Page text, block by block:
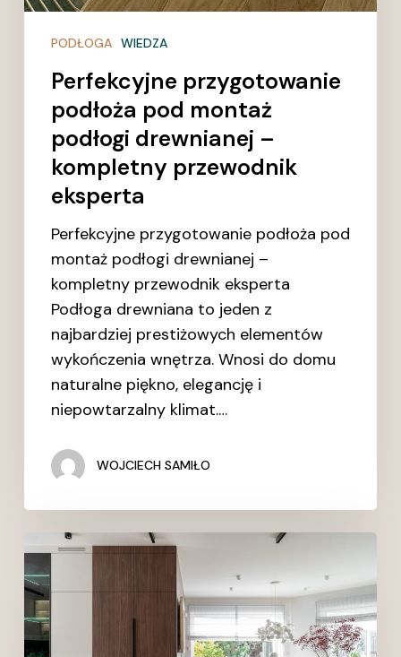
PODŁOGA WIEDZA
Perfekcyjne przygotowanie
podłoża pod montaż
podłogi drewnianej –
kompletny przewodnik
eksperta
Perfekcyjne przygotowanie podłoża pod
montaż podłogi drewnianej –
kompletny przewodnik eksperta
Podłoga drewniana to jeden z
najbardziej prestiżowych elementów
wykończenia wnętrza. Wnosi do domu
naturalne piękno, elegancję i
niepowtarzalny klimat.…
WOJCIECH SAMIŁO
Metamorfoza
salonu
–
nowoczesna
podłoga,